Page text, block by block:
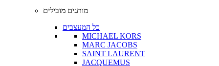
מותגים מובילים
כל המעצבים
MICHAEL KORS
MARC JACOBS
SAINT LAURENT
JACQUEMUS